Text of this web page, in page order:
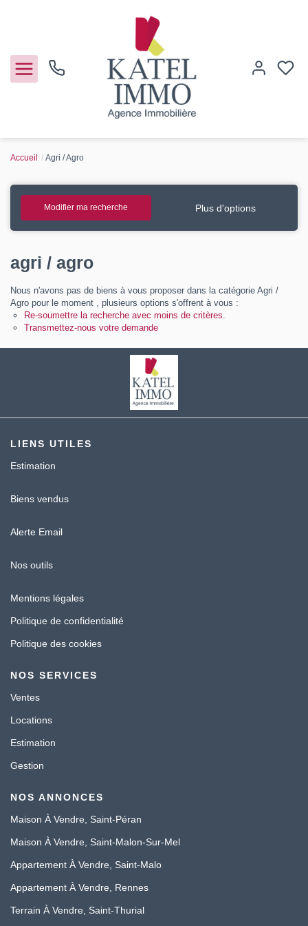
Vendre
Guide de l'immo
Contact
Katel Viager
Accueil Agri / Agro
Modifier ma recherche Plus d'options
agri / agro
Nous n'avons pas de biens à vous proposer dans la catégorie Agri /
Agro pour le moment , plusieurs options s'offrent à vous :
Re-soumettre la recherche avec moins de critères.
Transmettez-nous votre demande
LIENS UTILES
Estimation
Biens vendus
Alerte Email
Nos outils
Mentions légales
Politique de confidentialité
Politique des cookies
NOS SERVICES
Ventes
Locations
Estimation
Gestion
NOS ANNONCES
Maison À Vendre, Saint-Péran
Maison À Vendre, Saint-Malon-Sur-Mel
Appartement À Vendre, Saint-Malo
Appartement À Vendre, Rennes
Terrain À Vendre, Saint-Thurial